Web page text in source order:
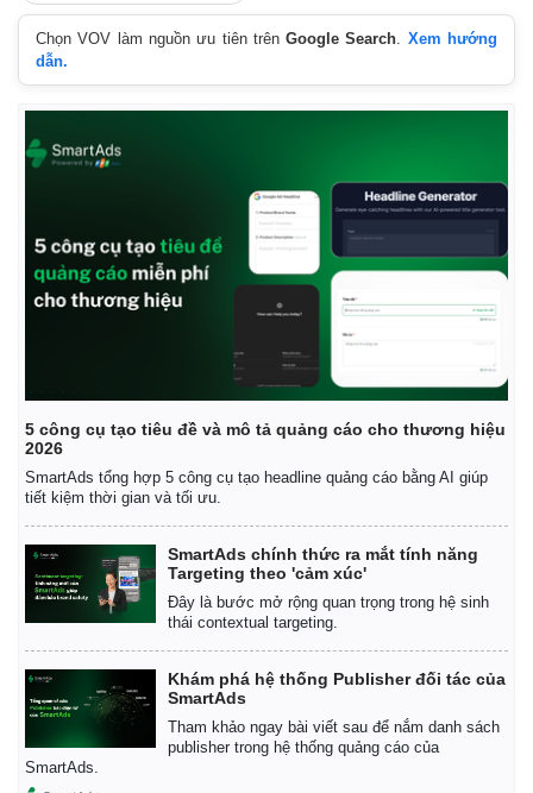
Chọn VOV làm nguồn ưu tiên trênGoogle Search. Xem hướng
dẫn.
5 công cụ tạo tiêu đề và mô tả quảng cáo cho thương hiệu
2026
SmartAds tổng hợp 5 công cụ tạo headline quảng cáo bằng AI giúp
tiết kiệm thời gian và tối ưu.
SmartAds chính thức ra mắt tính năng
Targeting theo 'cảm xúc'
Đây là bước mở rộng quan trọng trong hệ sinh
thái contextual targeting.
Khám phá hệ thống Publisher đối tác của
SmartAds
Tham khảo ngay bài viết sau để nắm danh sách
publisher trong hệ thống quảng cáo của
SmartAds.